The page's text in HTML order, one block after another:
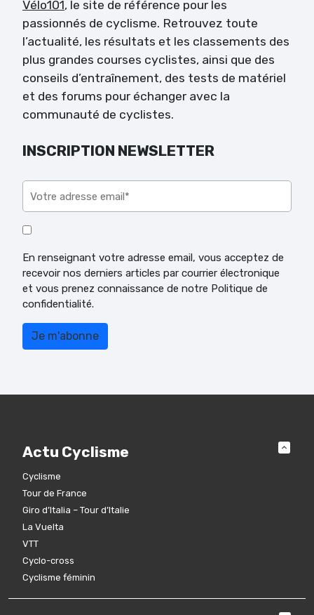
Vélo101, le site de référence pour les
passionnés de cyclisme. Retrouvez toute
l’actualité, les résultats et les classements des
plus grandes courses cyclistes, ainsi que des
conseils d’entraînement, des tests de matériel
et des forums pour échanger avec la
communauté de cyclistes.
INSCRIPTION NEWSLETTER
En renseignant votre adresse email, vous acceptez de
recevoir nos derniers articles par courrier électronique
et vous prenez connaissance de notre Politique de
confidentialité.
Actu Cyclisme
Cyclisme
Tour de France
Giro d’Italia – Tour d’Italie
La Vuelta
VTT
Cyclo-cross
Cyclisme féminin